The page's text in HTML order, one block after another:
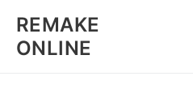
content
REMAKE
ONLINE